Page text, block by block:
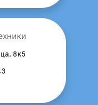
8к5